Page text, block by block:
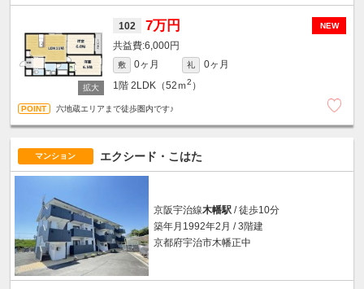
NEW
102 7万円
6,000円
敷 0ヶ月 礼
0ヶ月
1階 2LDK（52ｍ2 ）
六地蔵エリアまで徒歩圏内です♪
マンション エクシード・こはた
京阪宇治線木幡駅/ 徒歩10分
築年月1992年2月 / 3階建
京都府宇治市木幡正中